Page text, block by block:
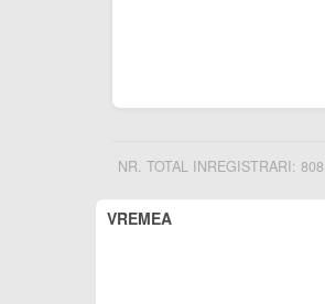
NR. TOTAL INREGISTRARI: 808
VREMEA